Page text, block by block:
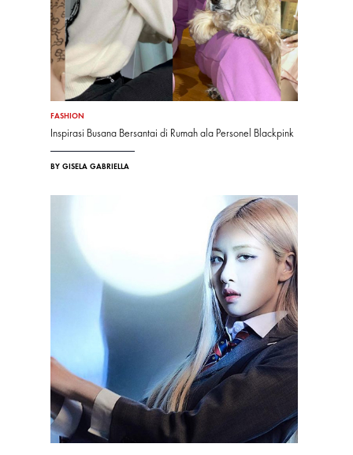
FASHION
Inspirasi Busana Bersantai di Rumah ala Personel Blackpink
BY GISELA GABRIELLA